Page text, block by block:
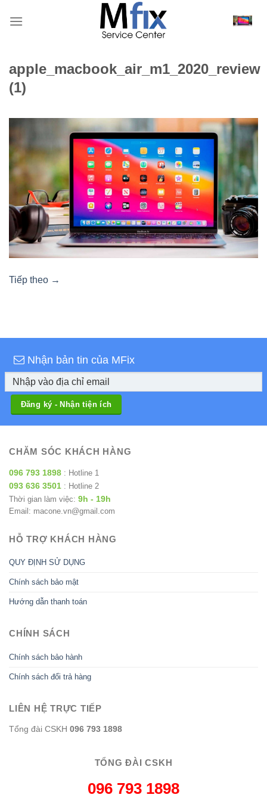
qua
apple_macbook_air_m1_2020_review
(1)
Tiếp theo →
Nhận bản tin của MFix
CHĂM SÓC KHÁCH HÀNG
096 793 1898 : Hotline 1
093 636 3501 : Hotline 2
Thời gian làm việc: 9h - 19h
Email: macone.vn@gmail.com
HỖ TRỢ KHÁCH HÀNG
QUY ĐỊNH SỬ DỤNG
Chính sách bảo mật
Hướng dẫn thanh toán
CHÍNH SÁCH
Chính sách bảo hành
Chính sách đổi trả hàng
LIÊN HỆ TRỰC TIẾP
Tổng đài CSKH 096 793 1898
TỔNG ĐÀI CSKH
096 793 1898